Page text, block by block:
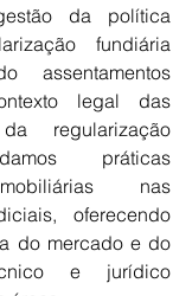
da política
fundiária
assentamentos
legal das
regularização
práticas
nas
oferecendo
do mercado e do
e jurídico